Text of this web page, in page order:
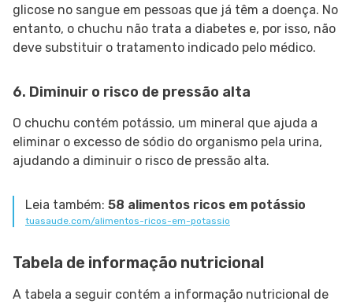
glicose no sangue em pessoas que já têm a doença. No
entanto, o chuchu não trata a diabetes e, por isso, não
deve substituir o tratamento indicado pelo médico.
6. Diminuir o risco de pressão alta
O chuchu contém potássio, um mineral que ajuda a
eliminar o excesso de sódio do organismo pela urina,
ajudando a diminuir o risco de pressão alta.
Leia também: 58 alimentos ricos em potássio
tuasaude.com/alimentos-ricos-em-potassio
Tabela de informação nutricional
A tabela a seguir contém a informação nutricional de